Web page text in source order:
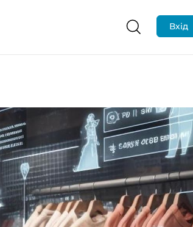
Вхід